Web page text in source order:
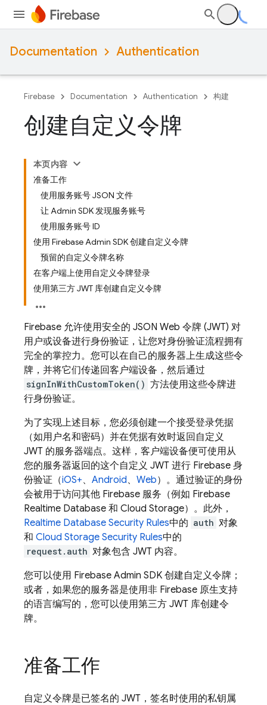
Documentation Authentication
Firebase Documentation Authentication 构建
创建自定义令牌
本页内容
准备工作
使用服务账号 JSON 文件
让 Admin SDK 发现服务账号
使用服务账号 ID
使用 Firebase Admin SDK 创建自定义令牌
预留的自定义令牌名称
在客户端上使用自定义令牌登录
使用第三方 JWT 库创建自定义令牌
Firebase 允许使用安全的 JSON Web 令牌 (JWT) 对
用户或设备进行身份验证，让您对身份验证流程拥有
完全的掌控力。您可以在自己的服务器上生成这些令
牌，并将它们传递回客户端设备，然后通过
signInWithCustomToken() 方法使用这些令牌进
行身份验证。
为了实现上述目标，您必须创建一个接受登录凭据
（如用户名和密码）并在凭据有效时返回自定义
JWT 的服务器端点。这样，客户端设备便可使用从
您的服务器返回的这个自定义 JWT 进行 Firebase 身
份验证（iOS+、 Android、 Web）。通过验证的身份
会被用于访问其他 Firebase 服务（例如 Firebase
Realtime Database 和 Cloud Storage）。此外，
Realtime Database Security Rules中的 auth 对象
和 Cloud Storage Security Rules中的
request.auth 对象包含 JWT 内容。
您可以使用 Firebase Admin SDK 创建自定义令牌；
或者，如果您的服务器是使用非 Firebase 原生支持
的语言编写的，您可以使用第三方 JWT 库创建令
牌。
准备工作
自定义令牌是已签名的 JWT，签名时使用的私钥属